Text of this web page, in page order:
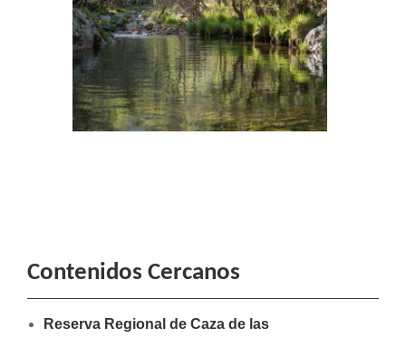
Contenidos Cercanos
Reserva Regional de Caza de las